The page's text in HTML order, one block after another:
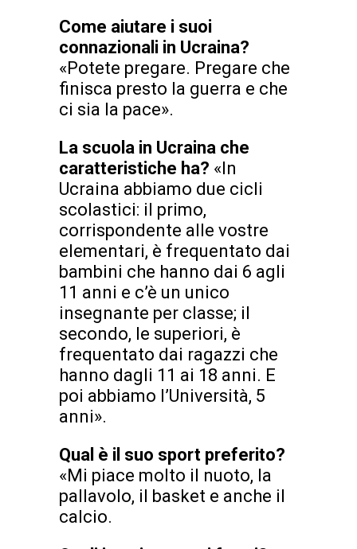
Come aiutare i suoi
connazionali in Ucraina?
«Potete pregare. Pregare che
finisca presto la guerra e che
ci sia la pace».
La scuola in Ucraina che
caratteristiche ha? «In
Ucraina abbiamo due cicli
scolastici: il primo,
corrispondente alle vostre
elementari, è frequentato dai
bambini che hanno dai 6 agli
11 anni e c’è un unico
insegnante per classe; il
secondo, le superiori, è
frequentato dai ragazzi che
hanno dagli 11 ai 18 anni. E
poi abbiamo l’Università, 5
anni».
Qual è il suo sport preferito?
«Mi piace molto il nuoto, la
pallavolo, il basket e anche il
calcio.